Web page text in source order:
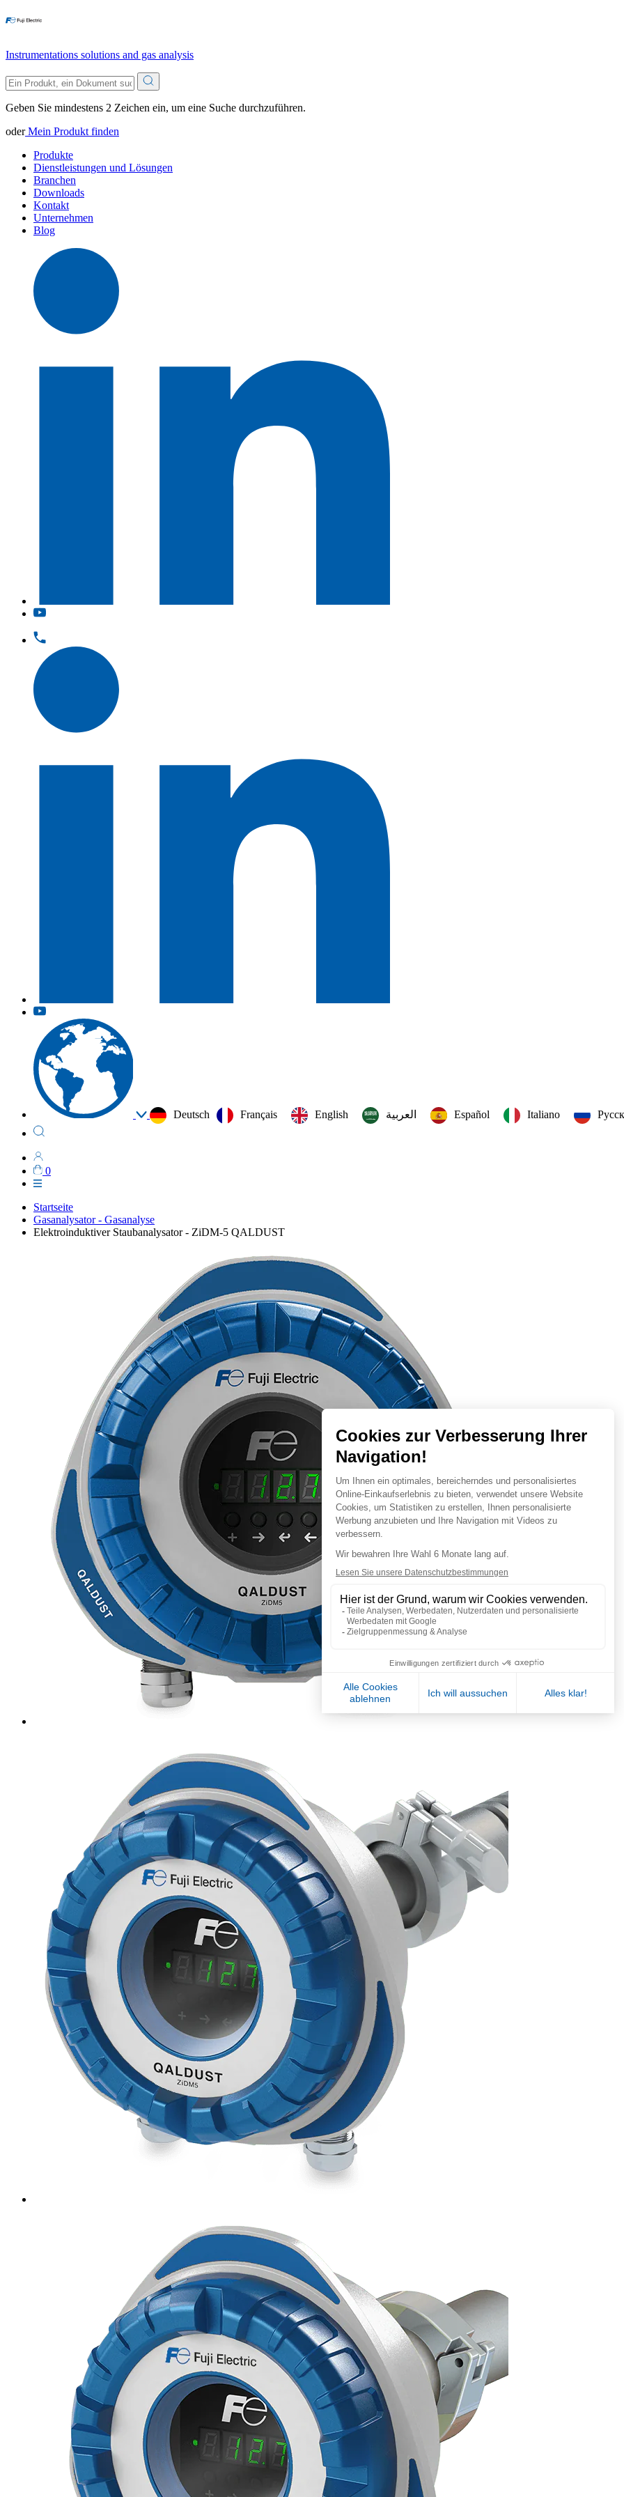
Instrumentations solutions and gas analysis
Geben Sie mindestens 2 Zeichen ein, um eine Suche durchzuführen.
oderMein Produkt finden
Produkte
Dienstleistungen und Lösungen
Branchen
Downloads
Kontakt
Unternehmen
Blog
Deutsch Français English العربية‏ Español Italiano
0
Startseite
Gasanalysator - Gasanalyse
Elektroinduktiver Staubanalysator - ZiDM-5 QALDUST